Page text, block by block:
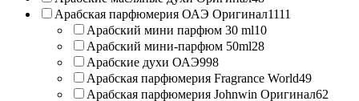
Арабская парфюмерия ОАЭ Оригинал1111
Арабский мини парфюм 30 ml10
Арабский мини-парфюм 50ml28
Арабские духи ОАЭ998
Арабская парфюмерия Fragrance World49
Арабская парфюмерия Johnwin Оригинал62